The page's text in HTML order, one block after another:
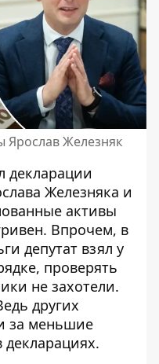
Ярослав Железняк
декларации
Железняка и
активы
Впрочем, в
депутат взял у
проверять
не захотели.
других
за меньшие